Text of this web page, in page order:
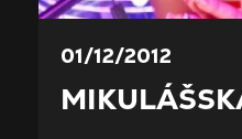
01/12/2012